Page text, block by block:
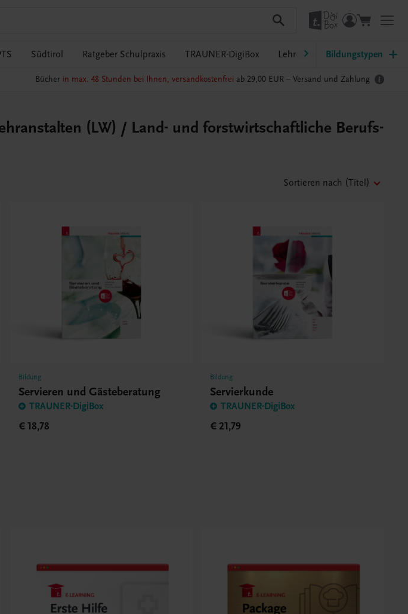
Südtirol Ratgeber Schulpraxis TRAUNER-DigiBox Lehrer/innen-Service
Bildungstypen
Bücher in max. 48 Stunden bei Ihnen, versandkostenfrei ab 29,00 EUR – Versand und Zahlung
(LW) / Land- und forstwirtschaftliche Berufs-
Sortieren nach (Titel)
Bildung
Servieren und Gästeberatung
TRAUNER-DigiBox
€ 18,78
Bildung
Servierkunde
TRAUNER-DigiBox
€ 21,79